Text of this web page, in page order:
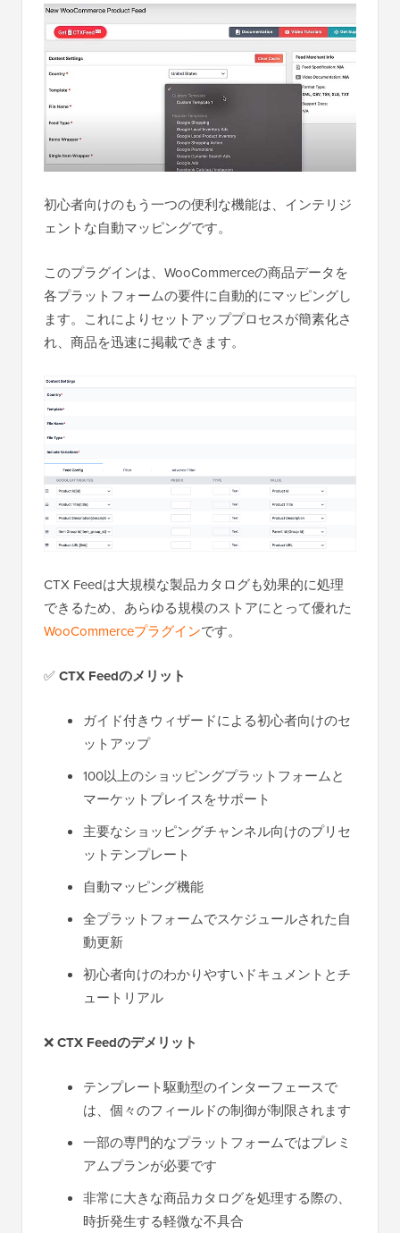
初心者向けのもう一つの便利な機能は、インテリジ
ェントな自動マッピングです。
このプラグインは、WooCommerceの商品データを
各プラットフォームの要件に自動的にマッピングし
ます。これによりセットアッププロセスが簡素化さ
れ、商品を迅速に掲載できます。
CTX Feedは大規模な製品カタログも効果的に処理
できるため、あらゆる規模のストアにとって優れた
WooCommerceプラグインです。
✅CTX Feedのメリット
ガイド付きウィザードによる初心者向けのセ
ットアップ
100以上のショッピングプラットフォームと
マーケットプレイスをサポート
主要なショッピングチャンネル向けのプリセ
ットテンプレート
自動マッピング機能
全プラットフォームでスケジュールされた自
動更新
初心者向けのわかりやすいドキュメントとチ
ュートリアル
❌CTX Feedのデメリット
テンプレート駆動型のインターフェースで
は、個々のフィールドの制御が制限されます
一部の専門的なプラットフォームではプレミ
アムプランが必要です
非常に大きな商品カタログを処理する際の、
時折発生する軽微な不具合